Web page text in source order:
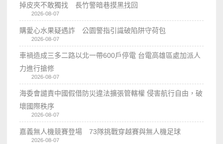
掉皮夾不敢獨找 長竹警暗巷摸黑找回
2026-08-07
購愛心水果疑遇詐 公園警指引識破陷阱守荷包
2026-08-07
車禍造成三多二路以北一帶600戶停電 台電高雄區處加派人
力進行搶修
2026-08-07
海委會譴責中國假借防災違法擴張管轄權 侵害航行自由，破
壞國際秩序
2026-08-07
嘉義無人機競賽登場 73隊挑戰穿越賽與無人機足球
2026-08-07